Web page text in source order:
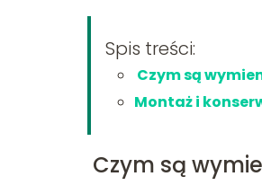
Spis treści:
Czym są
Montaż i
Czym są